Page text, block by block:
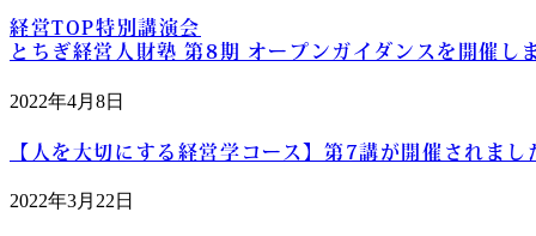
経営TOP特別講演会
とちぎ経営人財塾 第8期 オープンガイダンスを開催し
2022年4月8日
【人を大切にする経営学コース】第7講が開催されまし
2022年3月22日